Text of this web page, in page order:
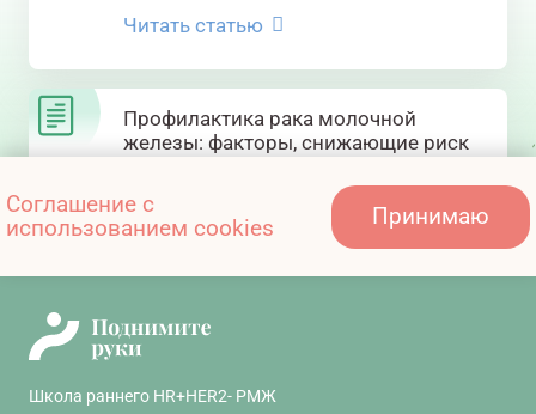
Читать статью
Профилактика рака молочной
железы: факторы, снижающие риск
Читать статью
Школа раннего HR+HER2- РМЖ
Соглашение с
использованием cookies
Принимаю